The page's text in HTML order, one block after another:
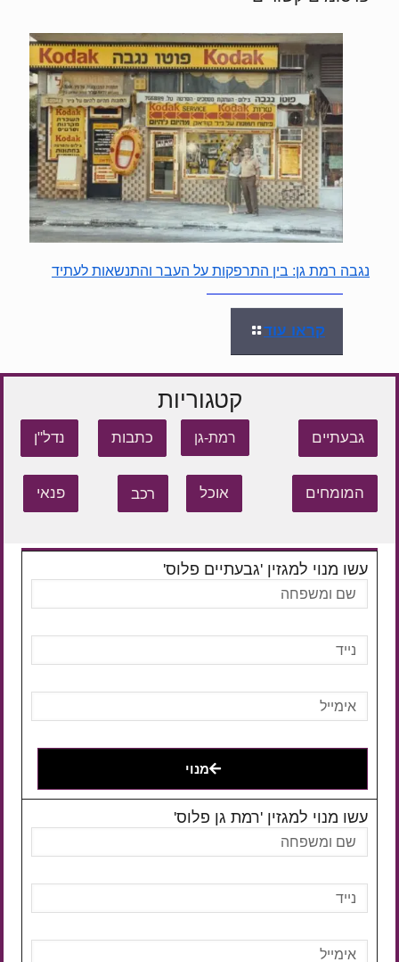
נגבה רמת גן: בין התרפקות על העבר והתנשאות לעתיד
קראו עוד
קטגוריות
גבעתיים רמת-גן כתבות נדל"ן
המומחים אוכל רכב פנאי
עשו מנוי למגזין 'גבעתיים פלוס'
מנוי
עשו מנוי למגזין 'רמת גן פלוס'